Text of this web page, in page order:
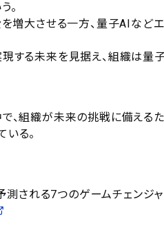
。
増大させる一方、量子AIな
する未来を見据え、組織は量
、組織が未来の挑戦に備える
る。
測される7つのゲームチェンジ